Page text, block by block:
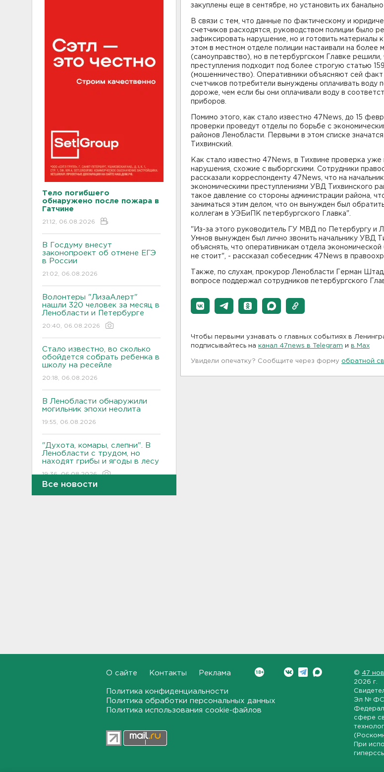
Тело погибшего
обнаружено после пожара в
Гатчине
21:12, 06.08.2026
В Госдуму внесут
законопроект об отмене ЕГЭ
в России
21:02, 06.08.2026
Волонтеры "ЛизаАлерт"
нашли 320 человек за месяц в
Ленобласти и Петербурге
20:40, 06.08.2026
Стало известно, во сколько
обойдется собрать ребенка в
школу на ресейле
20:18, 06.08.2026
В Ленобласти обнаружили
могильник эпохи неолита
19:55, 06.08.2026
"Духота, комары, слепни". В
Ленобласти с трудом, но
находят грибы и ягоды в лесу
19:36, 06.08.2026
Ученые пришли к выводу, что
Наезд моторной лодки на
Ленобласти стал уголовным
Фермеры в Ленобласти
рублей на развитие
Все новости
закуплены еще в сентябре, но установить их банально
В связи с тем, что данные по фактическому и
счетчиков расходятся, руководством полиции было
зафиксировать нарушение, но и готовить материалы
этом в местном отделе полиции настаивали на более
(самоуправство), но в петербургском Главке решили,
преступления подходит под более строгую статью
(мошенничество). Оперативники объясняют сей факт
счетчиков потребители вынуждены оплачивать воду
дороже, чем если бы они оплачивали воду в
приборов.
Помимо этого, как стало известно 47News, до 15
проверки проведут отделы по борьбе с
районов Ленобласти. Первыми в этом списке значатся
Тихвинский.
Как стало известно 47News, в Тихвине проверка уже
нарушения, схожие с выборгскими. Сотрудники
рассказали корреспонденту 47News, что на
экономическими преступлениями УВД Тихвинского
такое давление со стороны администрации района,
заниматься этим делом, что он вынужден был
коллегам в УЭБиПК петербургского Главка".
"Из-за этого руководитель ГУ МВД по Петербургу и
Умнов вынужден был лично звонить начальнику УВД
объяснять, что оперативникам отдела
не стоит", - рассказал собеседник 47News в
Также, по слухам, прокурор Ленобласти Герман
вопросе поддержал сотрудников петербургского
Чтобы первыми узнавать о главных событиях в
подписывайтесь на канал 47news в Telegram и в Maх
Увидели опечатку? Сообщите через форму обратной
О сайте Контакты Реклама
Политика конфиденциальности
Политика обработки персональных данных
Политика использования cookie-файлов
© 47
2026 г.
Эл № ФС
сфере
При